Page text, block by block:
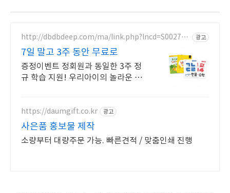
http://dbdbdeep.com/ma/link.php?lncd=S002777
58TC05844725B
광고
7일 말고 3주 동안 무료로
증정이벤트 정회원과 동일한 3주 정
규 학습 지원! 우리아이의 놀라운 성
https://daumgift.co.kr 광고
사은품 홍보물 제작
소량부터 대량주문 가능. 빠른견적 / 맞춤인쇄 진행